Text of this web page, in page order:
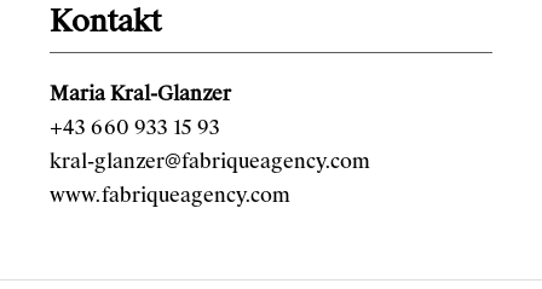
Kontakt
Maria Kral-Glanzer
+43 660 933 15 93
kral-glanzer@fabriqueagency.com
www.fabriqueagency.com